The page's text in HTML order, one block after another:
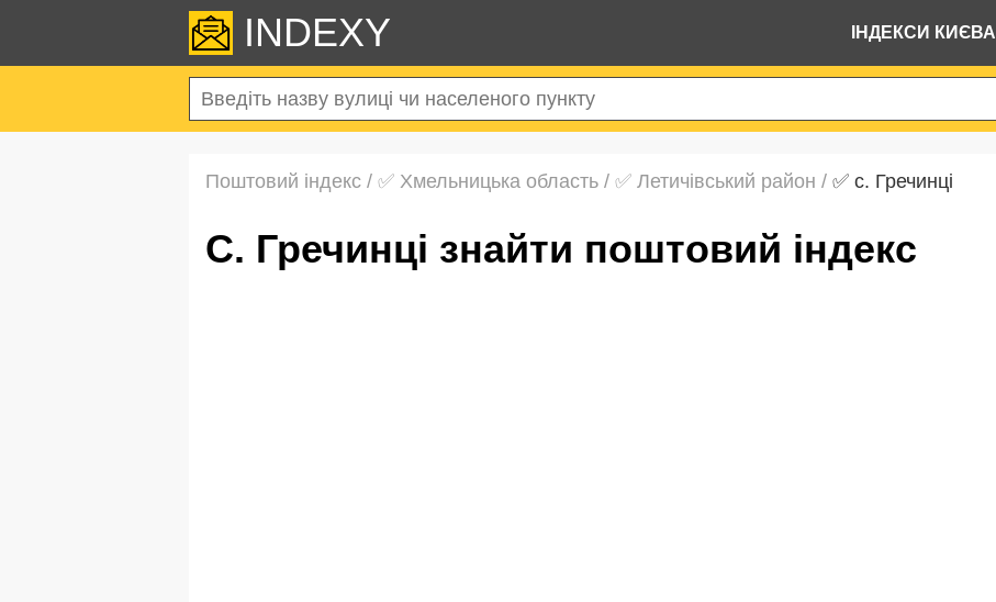
INDEXY ІНДЕКСИ КИЄВА
Поштовий індекс / ✅ Хмельницька область / ✅ Летичівський район / ✅ с. Гречинці
с. Гречинці знайти поштовий індекс